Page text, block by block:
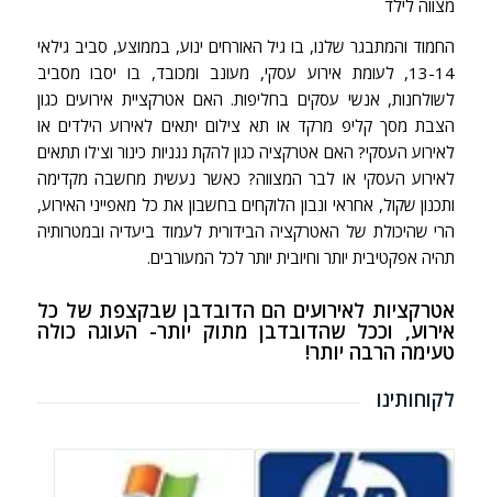
מצווה לילד
החמוד והמתבגר שלנו, בו גיל האורחים ינוע, בממוצע, סביב גילאי
13-14, לעומת
אירוע עסקי, מעונב ומכובד, בו יסבו מסביב
לשולחנות, אנשי עסקים בחליפות. האם אטרקציית אירועים כגון
הצבת מסך קליפ מרקד או תא צילום יתאים לאירוע הילדים או
לאירוע העסקי? האם אטרקציה כגון להקת נגניות כינור וצ'לו תתאים
לאירוע העסקי או לבר המצווה? כאשר נעשית מחשבה מקדימה
ותכנון שקול, אחראי ונבון הלוקחים בחשבון את כל מאפייני האירוע,
הרי שהיכולת של האטרקציה הבידורית לעמוד ביעדיה ובמטרותיה
תהיה אפקטיבית יותר וחיובית יותר לכל המעורבים.
אטרקציות לאירועים הם הדובדבן שבקצפת של כל
אירוע, וככל שהדובדבן מתוק יותר- העוגה כולה
טעימה הרבה יותר!
לקוחותינו